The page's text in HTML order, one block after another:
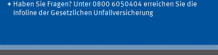
Haben Sie Fragen? Unter 0800 6050404 erreichen Sie die
Infoline der Gesetzlichen Unfallversicherung